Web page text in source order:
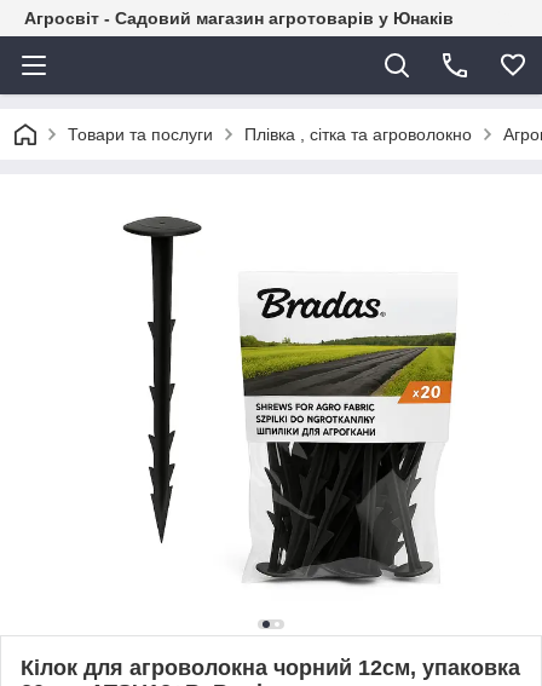
Агросвіт - Садовий магазин агротоварів у Юнаків
Товари та послуги Плівка , сітка та агроволокно
Кілок для агроволокна чорний 12см, упаковка